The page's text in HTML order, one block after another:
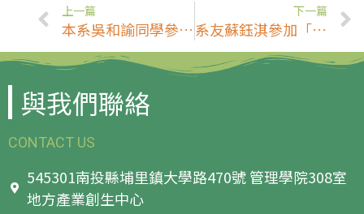
上一篇
本系吳和諭同學參加「2023第五屆景大盃JBAC」飲品藝術挑戰大賽，不分組咖啡杯測榮獲佳作！
下一篇
系友蘇鈺淇參加「第二屆Kingship城市咖啡沖煮賽」，榮獲亞軍！
與我們聯絡
CONTACT US
545301南投縣埔里鎮大學路470號 管理學院308室
地方產業創生中心